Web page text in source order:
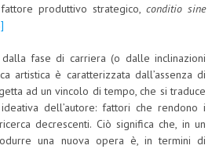
produttivo strategico, conditio sine
fase di carriera (o dalle inclinazioni
artistica è caratterizzata dall’assenza di
ad un vincolo di tempo, che si traduce
dell’autore: fattori che rendono i
decrescenti. Ciò significa che, in un
una nuova opera è, in termini di